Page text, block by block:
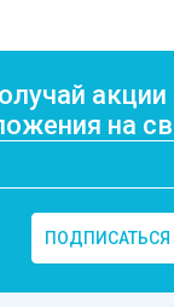
акции
на
ПОДПИСАТЬСЯ